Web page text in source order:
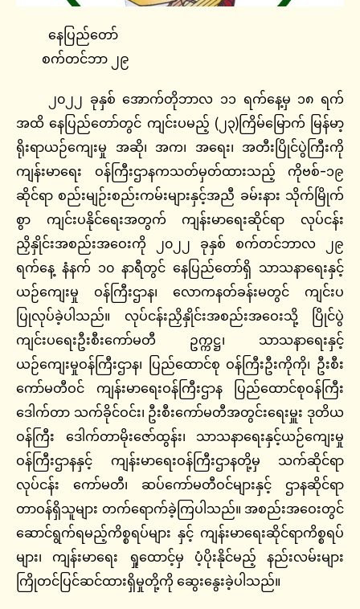
နေပြည်တော်
စက်တင်ဘာ ၂၉
၂၀၂၂ ခုနှစ် အောက်တိုဘာလ ၁၁ ရက်နေ့မှ ၁၈ ရက်
အထိ နေပြည်တော်တွင် ကျင်းပမည့် (၂၃)ကြိမ်မြောက် မြန်မာ့
ရိုးရာယဉ်ကျေးမှု အဆို၊ အက၊ အရေး၊ အတီးပြိုင်ပွဲကြီးကို
ကျန်းမာရေး ဝန်ကြီးဌာနကသတ်မှတ်ထားသည့် ကိုဗစ်-၁၉
ဆိုင်ရာ စည်းမျဉ်းစည်းကမ်းများနှင့်အညီ ခမ်းနား သိုက်မြိုက်
စွာ ကျင်းပနိုင်ရေးအတွက် ကျန်းမာရေးဆိုင်ရာ လုပ်ငန်း
ညှိနှိုင်းအစည်းအဝေးကို ၂၀၂၂ ခုနှစ် စက်တင်ဘာလ ၂၉
ရက်နေ့ နံနက် ၁၀ နာရီတွင် နေပြည်တော်ရှိ သာသနာရေးနှင့်
ယဉ်ကျေးမှု ဝန်ကြီးဌာန၊ လောကနတ်ခန်းမတွင် ကျင်းပ
ပြုလုပ်ခဲ့ပါသည်။ လုပ်ငန်းညှိနှိုင်းအစည်းအဝေးသို့ ပြိုင်ပွဲ
ကျင်းပရေးဦးစီးကော်မတီ ဥက္ကဋ္ဌ၊ သာသနာရေးနှင့်
ယဉ်ကျေးမှုဝန်ကြီးဌာန၊ ပြည်ထောင်စု ဝန်ကြီးဦးကိုကို၊ ဦးစီး
ကော်မတီဝင် ကျန်းမာရေးဝန်ကြီးဌာန ပြည်ထောင်စုဝန်ကြီး
ဒေါက်တာ သက်ခိုင်ဝင်း၊ ဦးစီးကော်မတီအတွင်းရေးမှူး ဒုတိယ
ဝန်ကြီး ဒေါက်တာမိုးဇော်ထွန်း၊ သာသနာရေးနှင့်ယဉ်ကျေးမှု
ဝန်ကြီးဌာနနှင့် ကျန်းမာရေးဝန်ကြီးဌာနတို့မှ သက်ဆိုင်ရာ
လုပ်ငန်း ကော်မတီ၊ ဆပ်ကော်မတီဝင်များနှင့် ဌာနဆိုင်ရာ
တာဝန်ရှိသူများ တက်ရောက်ခဲ့ကြပါသည်။ အစည်းအဝေးတွင်
ဆောင်ရွက်ရမည့်ကိစ္စရပ်များ နှင့် ကျန်းမာရေးဆိုင်ရာကိစ္စရပ်
များ၊ ကျန်းမာရေး ရှုထောင့်မှ ပံ့ပိုးနိုင်မည့် နည်းလမ်းများ
ကြိုတင်ပြင်ဆင်ထားရှိမှုတို့ကို ဆွေးနွေးခဲ့ပါသည်။